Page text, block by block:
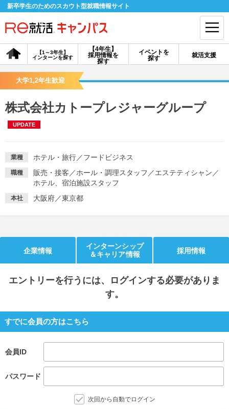
新卒学生のためのスカウト型就職情報サイト
【4年生】
採用情報を
探す
【1～3年生】
インターンを探す
イベントを
探す
就活支援
会員登録 ログイン
探す
イベントを探す スカウト
就活コラム
適職診断 就活チャンネル
就活ニュースペーパー
大学1,2年生歓迎
株式会社カトープレジャーグループ
UPDATE
業種 ホテル・旅行／フードビジネス
職種 販売・接客 ／ホール・調理スタッフ ／エステティシャン ／
ホテル、宿泊施設スタッフ
本社 大阪府／東京都
企業情報
インターンシップ
＆キャリア情報
採用情報
エントリーを行うには、ログインする必要がありま
す。
すでに会員の方はこちら
会員ID
パスワード
次回から自動でログイン